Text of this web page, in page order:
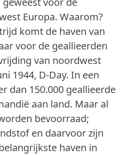
Europa. Waarom?
komt de haven van
voor de geallieerden
van noordwest
1944, D-Day. In een
dan 150.000 geallieerde
aan land. Maar al
bevoorraad;
en daarvoor zijn
haven in